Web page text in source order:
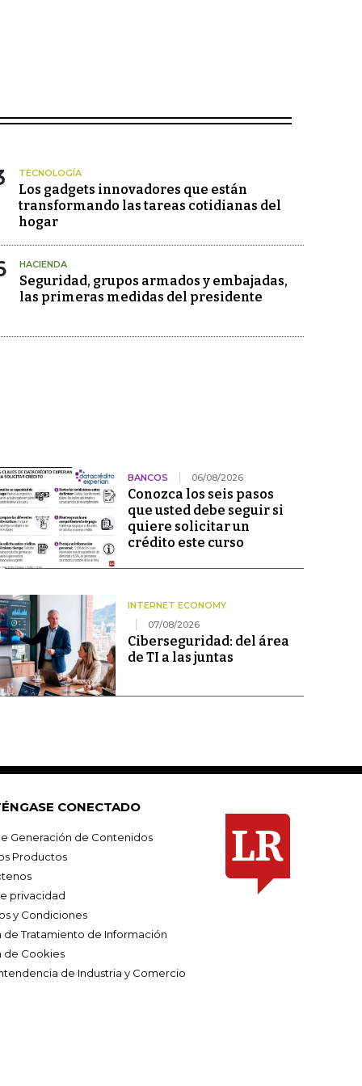
TECNOLOGÍA
Los gadgets innovadores que están
transformando las tareas cotidianas del
hogar
HACIENDA
Seguridad, grupos armados y embajadas,
las primeras medidas del presidente
BANCOS 06/08/2026
Conozca los seis pasos
que usted debe seguir si
quiere solicitar un
crédito este curso
INTERNET ECONOMY
07/08/2026
Ciberseguridad: del área
de TI a las juntas
CONECTADO
Generación de Contenidos
Productos
privacidad
y Condiciones
de Tratamiento de Información
de Cookies
de Industria y Comercio